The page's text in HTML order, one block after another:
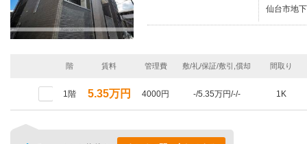
仙台市地
階 賃料 管理費 敷/礼/保証/敷引,償却 間取り
1階 5.35万円 4000円 -/5.35万円/-/- 1K